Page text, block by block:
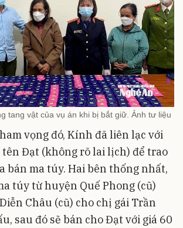
tang vật của vụ án khi bị bắt giữ. Ảnh tư liệu
vọng đó, Kính đã liên lạc với
tên Đạt (không rõ lai lịch) để trao
bán ma túy. Hai bên thống nhất,
túy từ huyện Quế Phong (cũ)
Châu (cũ) cho chị gái Trần
sau đó sẽ bán cho Đạt với giá 60